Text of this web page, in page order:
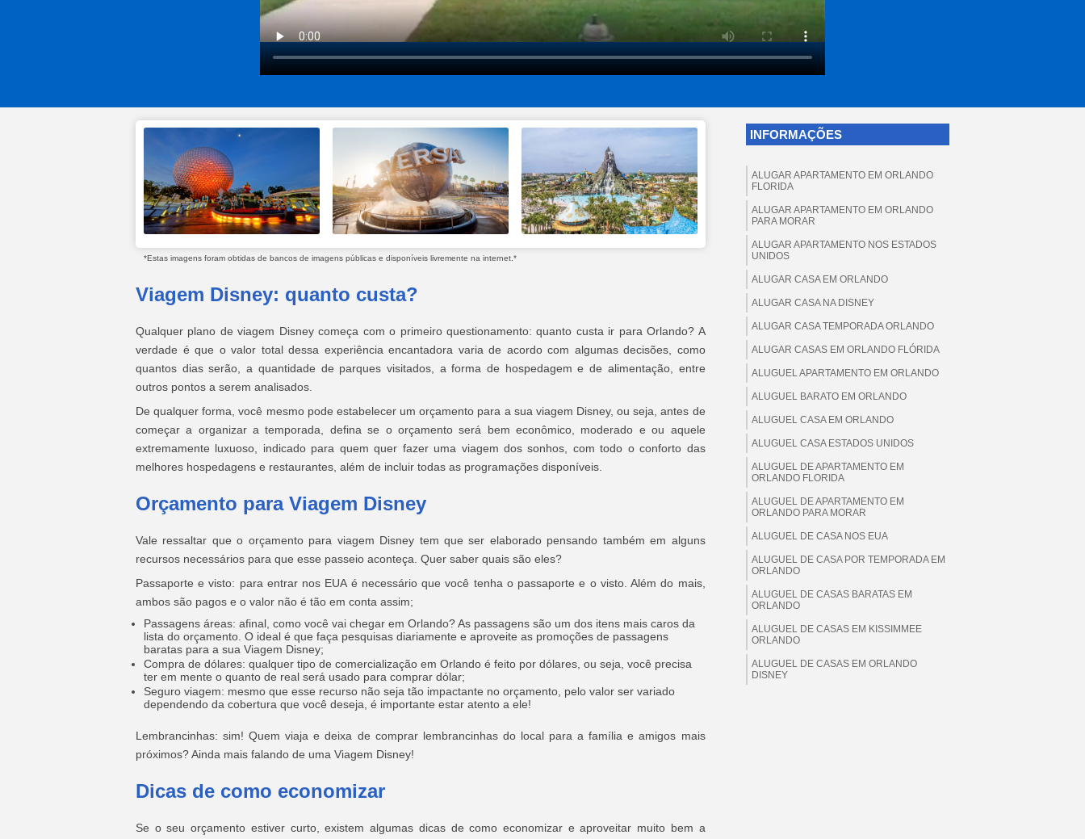
*Estas imagens foram obtidas de bancos de imagens públicas e disponíveis livremente na internet.*
Viagem Disney: quanto custa?
Qualquer plano de viagem Disney começa com o primeiro questionamento: quanto custa ir para Orlando? A
verdade é que o valor total dessa experiência encantadora varia de acordo com algumas decisões, como
quantos dias serão, a quantidade de parques visitados, a forma de hospedagem e de alimentação, entre
outros pontos a serem analisados.
De qualquer forma, você mesmo pode estabelecer um orçamento para a sua viagem Disney, ou seja, antes de
começar a organizar a temporada, defina se o orçamento será bem econômico, moderado e ou aquele
extremamente luxuoso, indicado para quem quer fazer uma viagem dos sonhos, com todo o conforto das
melhores hospedagens e restaurantes, além de incluir todas as programações disponíveis.
Orçamento para Viagem Disney
Vale ressaltar que o orçamento para viagem Disney tem que ser elaborado pensando também em alguns
recursos necessários para que esse passeio aconteça. Quer saber quais são eles?
Passaporte e visto: para entrar nos EUA é necessário que você tenha o passaporte e o visto. Além do mais,
ambos são pagos e o valor não é tão em conta assim;
Passagens áreas: afinal, como você vai chegar em Orlando? As passagens são um dos itens mais caros da
lista do orçamento. O ideal é que faça pesquisas diariamente e aproveite as promoções de passagens
baratas para a sua Viagem Disney;
Compra de dólares: qualquer tipo de comercialização em Orlando é feito por dólares, ou seja, você precisa
ter em mente o quanto de real será usado para comprar dólar;
Seguro viagem: mesmo que esse recurso não seja tão impactante no orçamento, pelo valor ser variado
dependendo da cobertura que você deseja, é importante estar atento a ele!
Lembrancinhas: sim! Quem viaja e deixa de comprar lembrancinhas do local para a família e amigos mais
próximos? Ainda mais falando de uma Viagem Disney!
Dicas de como economizar
Se o seu orçamento estiver curto, existem algumas dicas de como economizar e aproveitar muito bem a
INFORMAÇÕES
ALUGAR APARTAMENTO EM ORLANDO
FLORIDA
ALUGAR APARTAMENTO EM ORLANDO
PARA MORAR
ALUGAR APARTAMENTO NOS ESTADOS
UNIDOS
ALUGAR CASA EM ORLANDO
ALUGAR CASA NA DISNEY
ALUGAR CASA TEMPORADA ORLANDO
ALUGAR CASAS EM ORLANDO FLÓRIDA
ALUGUEL APARTAMENTO EM ORLANDO
ALUGUEL BARATO EM ORLANDO
ALUGUEL CASA EM ORLANDO
ALUGUEL CASA ESTADOS UNIDOS
ALUGUEL DE APARTAMENTO EM
ORLANDO FLORIDA
ALUGUEL DE APARTAMENTO EM
ORLANDO PARA MORAR
ALUGUEL DE CASA NOS EUA
ALUGUEL DE CASA POR TEMPORADA EM
ORLANDO
ALUGUEL DE CASAS BARATAS EM
ORLANDO
ALUGUEL DE CASAS EM KISSIMMEE
ORLANDO
ALUGUEL DE CASAS EM ORLANDO
DISNEY